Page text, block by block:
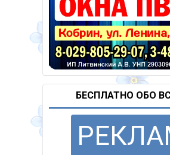
БЕСПЛАТНО ОБО